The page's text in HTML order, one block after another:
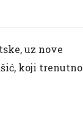
uz nove
koji trenutno